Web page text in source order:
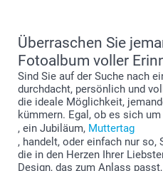
Überraschen Sie
Fotoalbum voller
Sind Sie auf der Suche nach
durchdacht, persönlich und
die ideale Möglichkeit,
kümmern. Egal, ob es sich
, ein Jubiläum, Muttertag
, handelt, oder einfach nur so,
die in den Herzen Ihrer
Design, das zum Anlass